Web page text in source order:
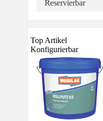
Reservierbar
Top Artikel
Konfigurierbar